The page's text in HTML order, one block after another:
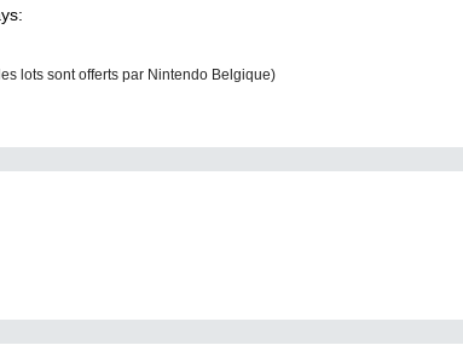
lots sont offerts par Nintendo Belgique)